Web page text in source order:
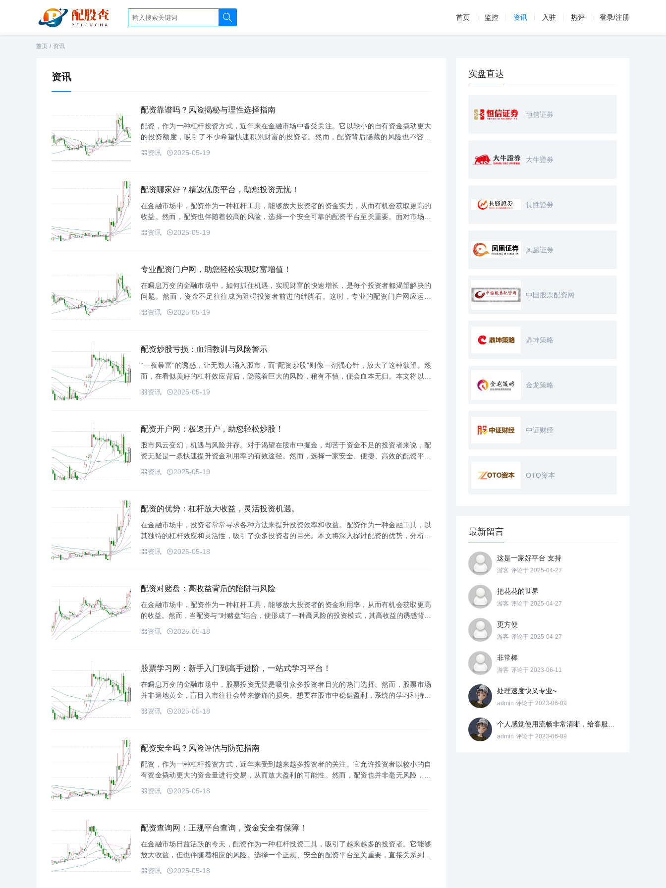
首页 监控 资讯 入驻 热评 登录/注册
首页 / 资讯
资讯
配资靠谱吗？风险揭秘与理性选择指南
配资，作为一种杠杆投资方式，近年来在金融市场中备受关注。它以较小的自有资金撬动更大
的投资额度，吸引了不少希望快速积累财富的投资者。然而，配资背后隐藏的风险也不容忽
资者做出明智...
资讯 2025-05-19
配资哪家好？精选优质平台，助您投资无忧！
在金融市场中，配资作为一种杠杆工具，能够放大投资者的资金实力，从而有机会获取更高的
收益。然而，配资也伴随着较高的风险，选择一个安全可靠的配资平台至关重要。面对市场上
台，并提供选...
资讯 2025-05-19
专业配资门户网，助您轻松实现财富增值！
在瞬息万变的金融市场中，如何抓住机遇，实现财富的快速增长，是每个投资者都渴望解决的
问题。然而，资金不足往往成为阻碍投资者前进的绊脚石。这时，专业的配资门户网应运而
资？**...
资讯 2025-05-19
配资炒股亏损：血泪教训与风险警示
“一夜暴富”的诱惑，让无数人涌入股市，而“配资炒股”则像一剂强心针，放大了这种欲望。然
而，在看似美好的杠杆效应背后，隐藏着巨大的风险，稍有不慎，便会血本无归。本文将以血
者通过...
资讯 2025-05-19
配资开户网：极速开户，助您轻松炒股！
股市风云变幻，机遇与风险并存。对于渴望在股市中掘金，却苦于资金不足的投资者来说，配
资无疑是一条快速提升资金利用率的有效途径。然而，选择一家安全、便捷、高效的配资平台
把握...
资讯 2025-05-19
配资的优势：杠杆放大收益，灵活投资机遇。
在金融市场中，投资者常常寻求各种方法来提升投资效率和收益。配资作为一种金融工具，以
其独特的杠杆效应和灵活性，吸引了众多投资者的目光。本文将深入探讨配资的优势，分析其
著的...
资讯 2025-05-18
配资对赌盘：高收益背后的陷阱与风险
在金融市场中，配资作为一种杠杆工具，能够放大投资者的资金利用率，从而有机会获取更高
的收益。然而，当配资与“对赌盘”结合，便形成了一种高风险的投资模式，其高收益的诱惑背后
赌...
资讯 2025-05-18
股票学习网：新手入门到高手进阶，一站式学习平台！
在瞬息万变的金融市场中，股票投资无疑是吸引众多投资者目光的热门选择。然而，股票市场
并非遍地黄金，盲目入市往往会带来惨痛的损失。想要在股市中稳健盈利，系统的学习和持续
手进...
资讯 2025-05-18
配资安全吗？风险评估与防范指南
配资，作为一种杠杆投资方式，近年来受到越来越多投资者的关注。它允许投资者以较小的自
有资金撬动更大的资金量进行交易，从而放大盈利的可能性。然而，配资也并非毫无风险，其
估与防范指...
资讯 2025-05-18
配资查询网：正规平台查询，资金安全有保障！
在金融市场日益活跃的今天，配资作为一种杠杆投资工具，吸引了越来越多的投资者。它能够
放大收益，但也伴随着相应的风险。选择一个正规、安全的配资平台至关重要，直接关系到投
台成为了投...
资讯 2025-05-18
实盘直达
恒信证券
大牛證券
長胜證券
凤凰证券
中国股票配资网
鼎坤策略
金龙策略
中证财经
OTO资本
最新留言
这是一家好平台 支持
游客 评论于 2025-04-27
把花花的世界
游客 评论于 2025-04-27
更方便
游客 评论于 2025-04-27
非常棒
游客 评论于 2023-06-11
处理速度快又专业~
admin 评论于 2023-06-09
admin 评论于 2023-06-09